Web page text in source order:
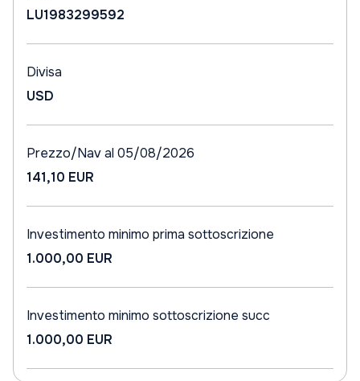
LU1983299592
Divisa
USD
Prezzo/Nav al 05/08/2026
141,10 EUR
Investimento minimo prima sottoscrizione
1.000,00 EUR
Investimento minimo sottoscrizione succ
1.000,00 EUR